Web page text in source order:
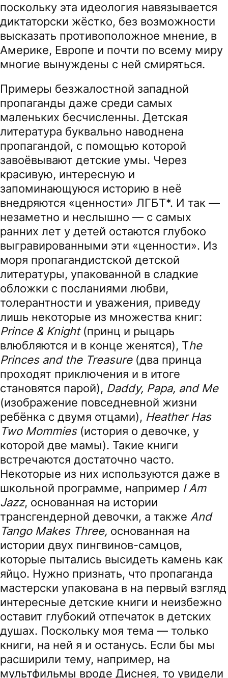
поскольку эта идеология навязывается
диктаторски жёстко, без возможности
высказать противоположное мнение, в
Америке, Европе и почти по всему миру
многие вынуждены с ней смиряться.
Примеры безжалостной западной
пропаганды даже среди самых
маленьких бесчисленны. Детская
литература буквально наводнена
пропагандой, с помощью которой
завоёвывают детские умы. Через
красивую, интересную и
запоминающуюся историю в неё
внедряются «ценности» ЛГБТ*. И так —
незаметно и неслышно — с самых
ранних лет у детей остаются глубоко
выгравированными эти «ценности». Из
моря пропагандистской детской
литературы, упакованной в сладкие
обложки с посланиями любви,
толерантности и уважения, приведу
лишь некоторые из множества книг:
Prince & Knight(принц и рыцарь
влюбляются и в конце женятся), The
Princes and the Treasure (два принца
проходят приключения и в итоге
становятся парой), Daddy, Papa, and Me
(изображение повседневной жизни
ребёнка с двумя отцами), Heather Has
Two Mommies (история о девочке, у
которой две мамы). Такие книги
встречаются достаточно часто.
Некоторые из них используются даже в
школьной программе, например I Am
Jazz, основанная на истории
трансгендерной девочки, а также And
Tango Makes Three, основанная на
истории двух пингвинов-самцов,
которые пытались высидеть камень как
яйцо. Нужно признать, что пропаганда
мастерски упакована в на первый взгляд
интересные детские книги и неизбежно
оставит глубокий отпечаток в детских
душах. Поскольку моя тема — только
книги, на ней я и останусь. Если бы мы
расширили тему, например, на
мультфильмы вроде Диснея, то увидели